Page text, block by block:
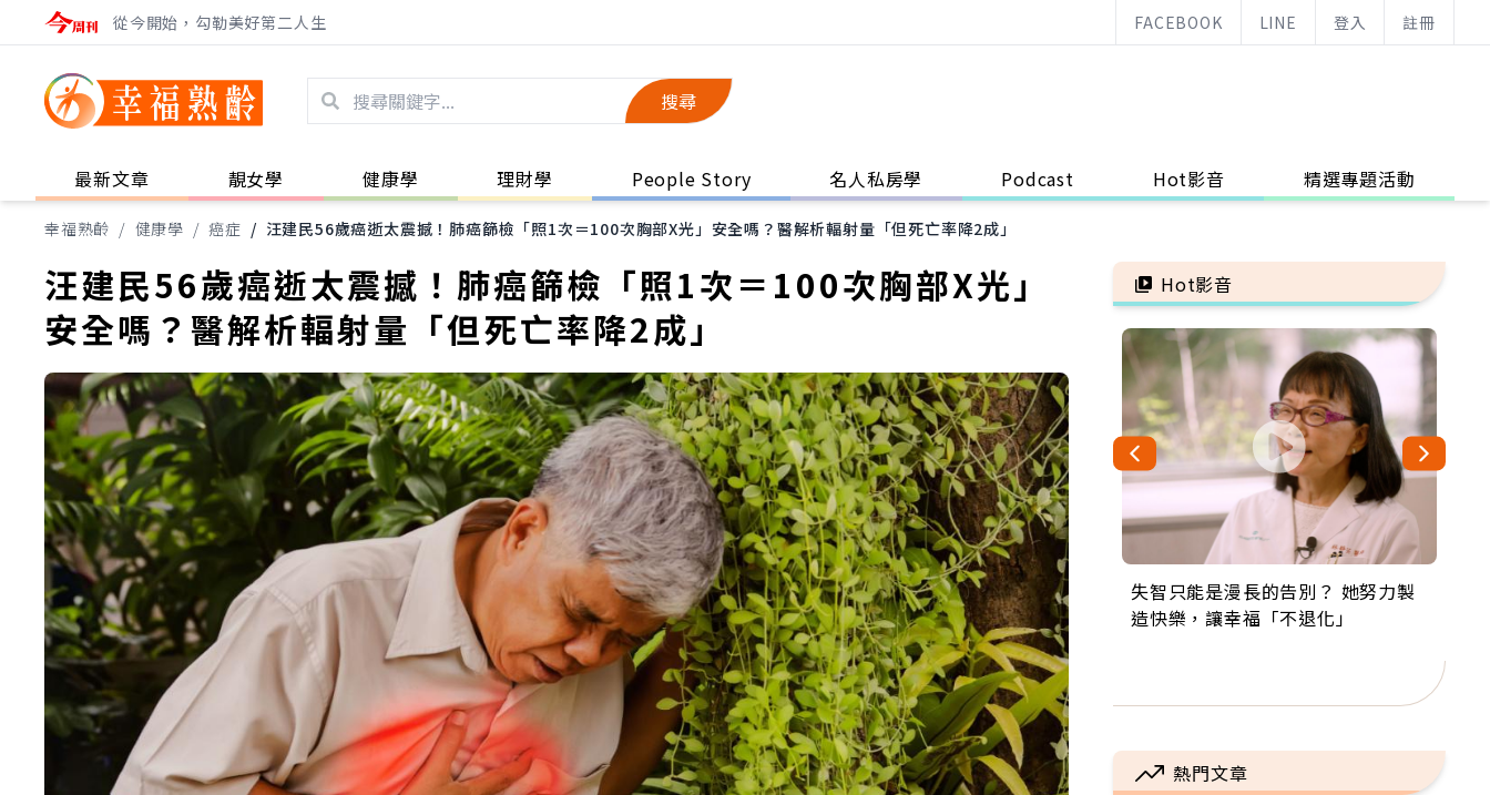
從今開始，勾勒美好第二人生 FACEBOOK LINE 登入 註冊
搜尋
最新文章 靚女學 健康學 理財學 People Story 名人私房學 Podcast Hot影音 精選專題活動
幸福熟齡 / 健康學 / 癌症 / 汪建民56歲癌逝太震撼！肺癌篩檢「照1次＝100次胸部X光」安全嗎？醫解析輻射量「但死亡率降2成」
汪建民56歲癌逝太震撼！肺癌篩檢「照1次＝100次胸部X光」
安全嗎？醫解析輻射量「但死亡率降2成」
Hot影音
失智只能是漫長的告別？ 她努力製
造快樂，讓幸福「不退化」
來自剛果的巧克力神父 為台灣奉獻
36年 「台灣是我的家，我連作夢都
63歲卸矽谷副總、搬回台灣找快
樂！「蛋黃哥小丑」走進安養院，
104歲打破金氏世界紀錄 成為全球
最年長羽球選手，分享長壽的秘密
事業巔峰他選擇追夢…黑手阿伯拉
小提琴還登上小巨蛋！連CNN都大
熱門文章